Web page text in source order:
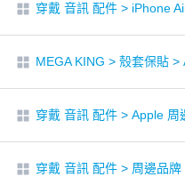
穿戴 音訊 配件 > iPhone
MEGA KING > 殼套保貼 >
穿戴 音訊 配件 > Apple 周
穿戴 音訊 配件 > 周邊品牌